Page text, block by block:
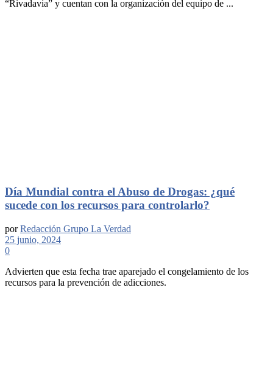
“Rivadavia” y cuentan con la organización del equipo de ...
Día Mundial contra el Abuso de Drogas: ¿qué
sucede con los recursos para controlarlo?
por Redacción Grupo La Verdad
25 junio, 2024
0
Advierten que esta fecha trae aparejado el congelamiento de los
recursos para la prevención de adicciones.